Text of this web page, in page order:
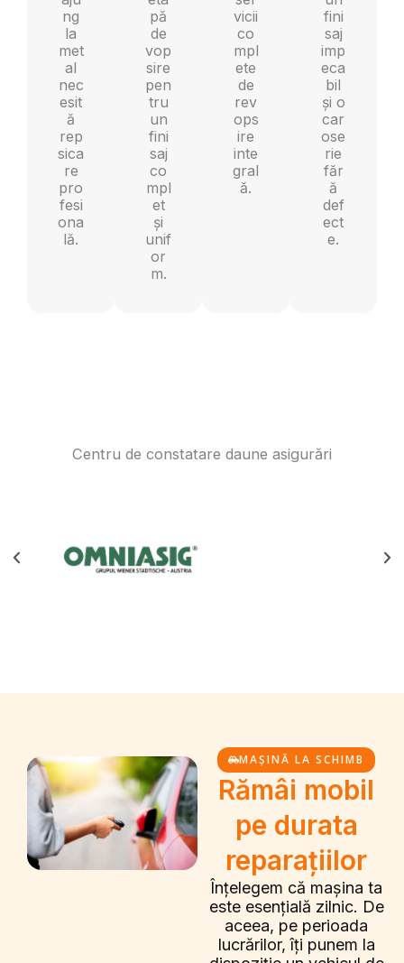
ng
la
met
al
nec
esit
ă
rep
sica
re
pro
fesi
ona
lă.
pă
de
vop
sire
pen
tru
un
fini
saj
co
mpl
et
și
unif
or
m.
vicii
co
mpl
ete
de
rev
ops
ire
inte
gral
ă.
fini
saj
imp
eca
bil
și o
car
ose
rie
făr
ă
def
ect
e.
Centru de constatare daune asigurări
MAȘINĂ LA SCHIMB
Rămâi mobil
pe durata
reparațiilor
Înțelegem că mașina ta
este esențială zilnic. De
aceea, pe perioada
lucrărilor, îți punem la